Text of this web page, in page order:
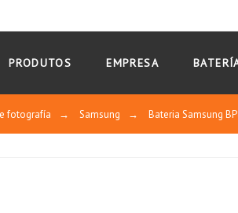
PRODUTOS EMPRESA
fotografía → Samsung → Bateria Samsung